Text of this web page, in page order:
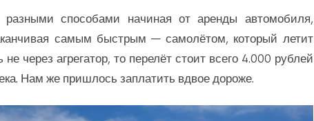
способами начиная от аренды автомобиля,
самым быстрым — самолётом, который летит
через агрегатор, то перелёт стоит всего 4.000 рублей
Нам же пришлось заплатить вдвое дороже.